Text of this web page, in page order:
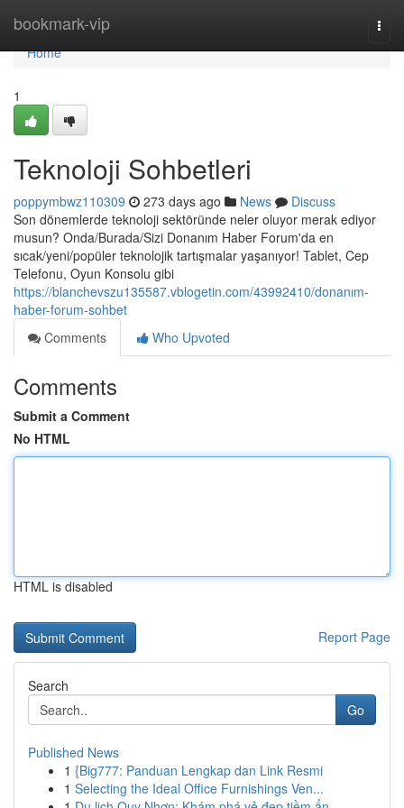
bookmark-vip
Home
Home
1
Teknoloji Sohbetleri
poppymbwz110309 273 days ago News
Discuss
Son dönemlerde teknoloji sektöründe neler oluyor merak ediyor
musun? Onda/Burada/Sizi Donanım Haber Forum'da en
sıcak/yeni/popüler teknolojik tartışmalar yaşanıyor! Tablet, Cep
Telefonu, Oyun Konsolu gibi
https://blanchevszu135587.vblogetin.com/43992410/donanım-
haber-forum-sohbet
Comments
Who Upvoted
Comments
Submit a Comment
No HTML
HTML is disabled
Report Page
Search
Go
Published News
1 {Big777: Panduan Lengkap dan Link Resmi
1 Selecting the Ideal Office Furnishings Ven...